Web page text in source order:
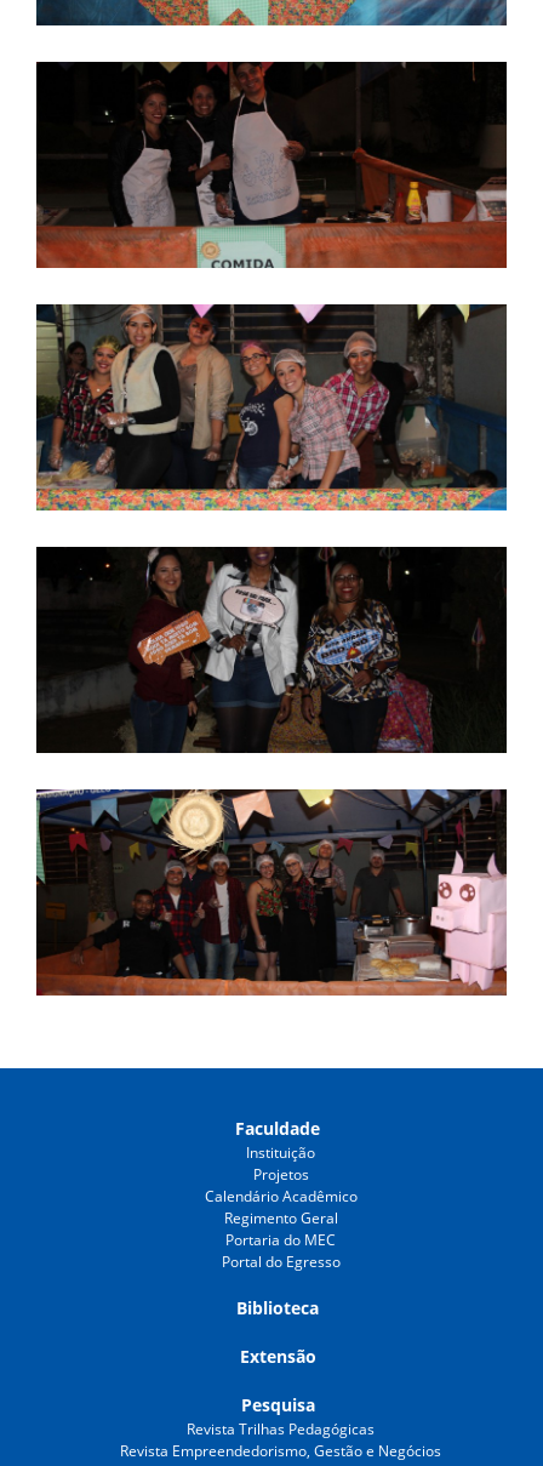
Faculdade
Instituição
Projetos
Calendário Acadêmico
Regimento Geral
Portaria do MEC
Portal do Egresso
Biblioteca
Extensão
Pesquisa
Revista Trilhas Pedagógicas
Revista Empreendedorismo, Gestão e Negócios